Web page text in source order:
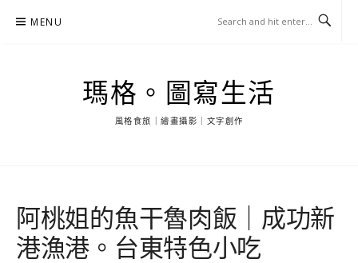
MENU
瑪格。圖寫生活
風格食旅｜繪畫攝影｜文字創作
阿桃姐的魚干魯肉飯｜成功新
港漁港。台東特色小吃